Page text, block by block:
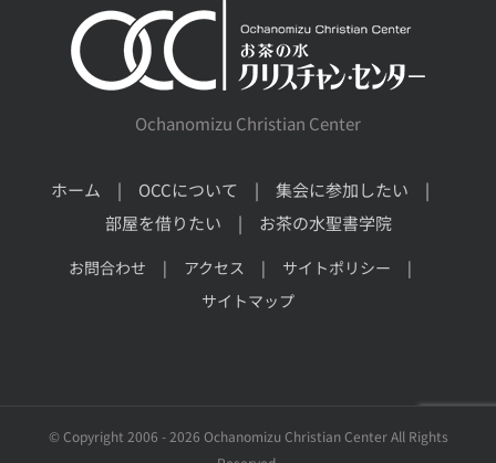
Ochanomizu Christian Center
ホーム OCCについて
集会に参加したい
部屋を借りたい
お茶の水聖書学院
お問合わせ アクセス
サイトポリシー
サイトマップ
© Copyright 2006 - 2026 Ochanomizu Christian Center All Rights